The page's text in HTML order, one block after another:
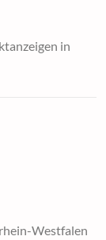
in
Westfalen